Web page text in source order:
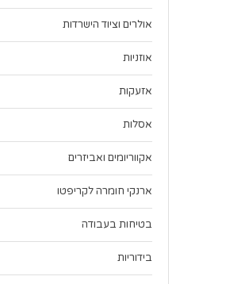
אולרים וציוד הישרדות
אוזניות
אזעקות
אסלות
אקווריומים ואביזרים
ארנקי חומרה לקריפטו
בטיחות בעבודה
בידוריות